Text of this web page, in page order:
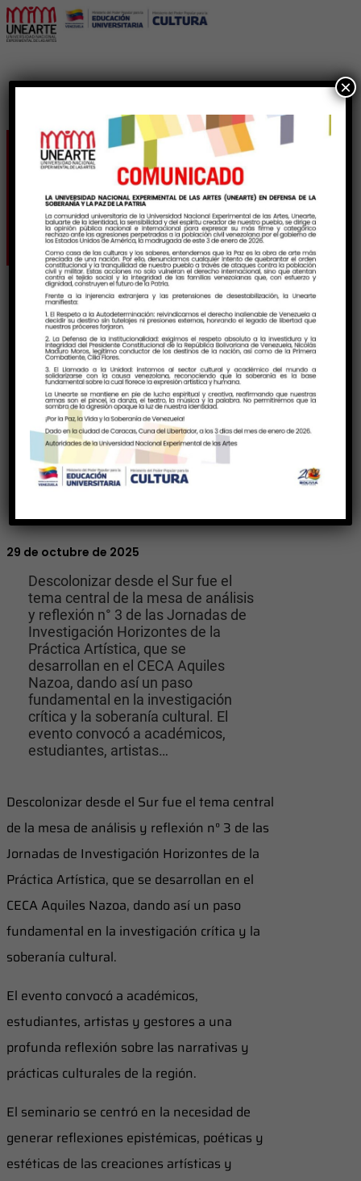
Unearte impulsa el
pensamiento crítico
29 de octubre de 2025
Descolonizar desde el Sur fue el
tema central de la mesa de análisis
y reflexión n° 3 de las Jornadas de
Investigación Horizontes de la
Práctica Artística, que se
desarrollan en el CECA Aquiles
Nazoa, dando así un paso
fundamental en la investigación
crítica y la soberanía cultural. El
evento convocó a académicos,
estudiantes, artistas…
Descolonizar desde el Sur fue el tema central
de la mesa de análisis y reflexión n° 3 de las
Jornadas de Investigación Horizontes de la
Práctica Artística, que se desarrollan en el
CECA Aquiles Nazoa, dando así un paso
fundamental en la investigación crítica y la
soberanía cultural.
El evento convocó a académicos,
estudiantes, artistas y gestores a una
profunda reflexión sobre las narrativas y
prácticas culturales de la región.
El seminario se centró en la necesidad de
generar reflexiones epistémicas, poéticas y
estéticas de las creaciones artísticas y
×